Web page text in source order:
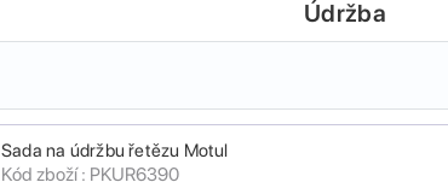
Údržba
Sada na údržbu řetězu Motul
Kód zboží : PKUR6390